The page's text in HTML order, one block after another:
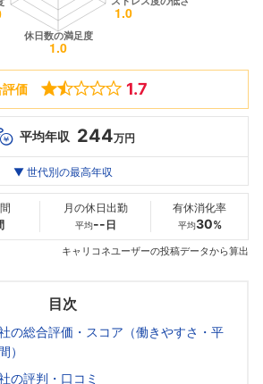
価 1.7
平均年収 244万円
20代
--万
30代
244万
--万
▼ 世代別の最高年収
月の休日出勤
平均-- 日
有休消化率
平均30%
キャリコネユーザーの投稿データから算出
目次
の総合評価・スコア（働きやすさ・平
）
の評判・口コミ